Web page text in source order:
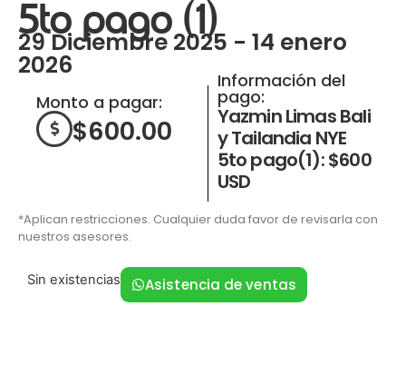
5to pago (1)
29 Diciembre 2025 - 14 enero
2026
Monto a pagar:
$600.00
Información del
pago:
Yazmin Limas Bali
y Tailandia NYE
5to pago(1): $600
USD
*Aplican restricciones. Cualquier duda favor de revisarla con
nuestros asesores.
Sin existencias Asistencia de ventas